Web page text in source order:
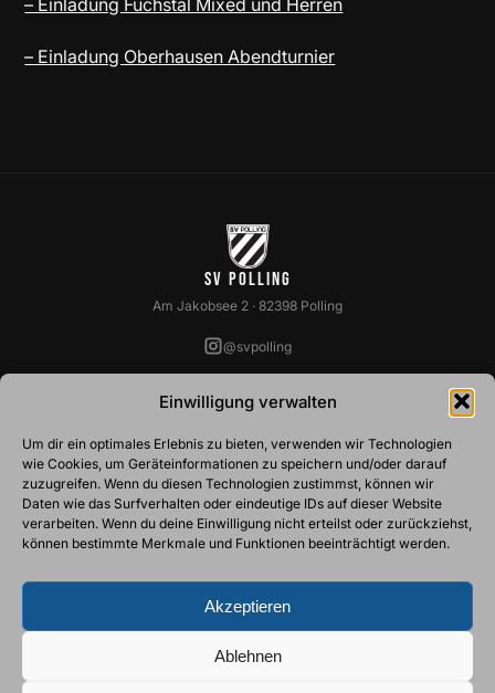
Einwilligung verwalten
Um dir ein optimales Erlebnis zu bieten, verwenden wir Technologien
wie Cookies, um Geräteinformationen zu speichern und/oder darauf
zuzugreifen. Wenn du diesen Technologien zustimmst, können wir
Daten wie das Surfverhalten oder eindeutige IDs auf dieser Website
verarbeiten. Wenn du deine Einwilligung nicht erteilst oder zurückziehst,
können bestimmte Merkmale und Funktionen beeinträchtigt werden.
Akzeptieren
Ablehnen
– Einladung Fuchstal Mixed und Herren
– Einladung Oberhausen Abendturnier
SV Polling
Am Jakobsee 2 · 82398 Polling
@svpolling
Basketball
Ski
Tennis
Turnen
Stockschützen
VEREIN
Vorstandschaft
Abteilungsleiter
Belegungspläne
Mitgliedschaft
Downloads
Datenschutz
Kontakt